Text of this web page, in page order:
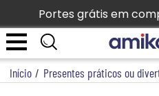
Portes grátis em
Início / Presentes práticos ou